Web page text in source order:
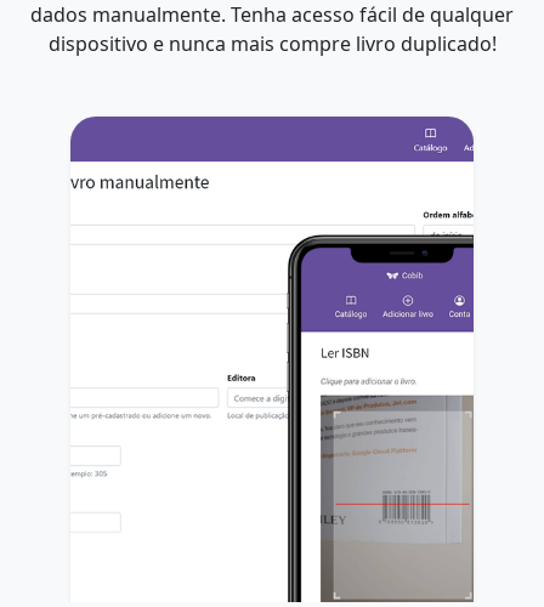
dados manualmente. Tenha acesso fácil de qualquer
dispositivo e nunca mais compre livro duplicado!